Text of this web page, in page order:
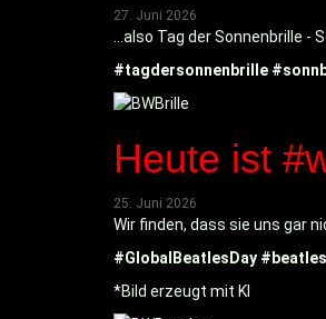
27. Juni 2026
...also Tag der Sonnenbrille
#tagdersonnenbrille
Heute ist
25. Juni 2026
Wir finden, dass sie uns gar
#GlobalBeatlesDay #beatles
*Bild erzeugt mit KI